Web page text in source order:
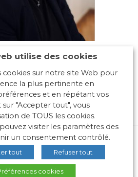
utilise des cookies
cookies sur notre site Web pour
la plus pertinente en
et en répétant vos
sur "Accepter tout", vous
de TOUS les cookies.
visiter les paramètres des
un consentement contrôlé.
tout Refuser tout
cookies